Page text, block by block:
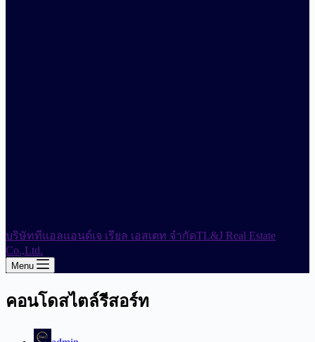
บริษัททีแอลแอนด์เจ เรียล เอสเตท จำกัดTL&J Real Estate
Co.,Ltd.
Menu
คอนโดสไตล์รีสอร์ท